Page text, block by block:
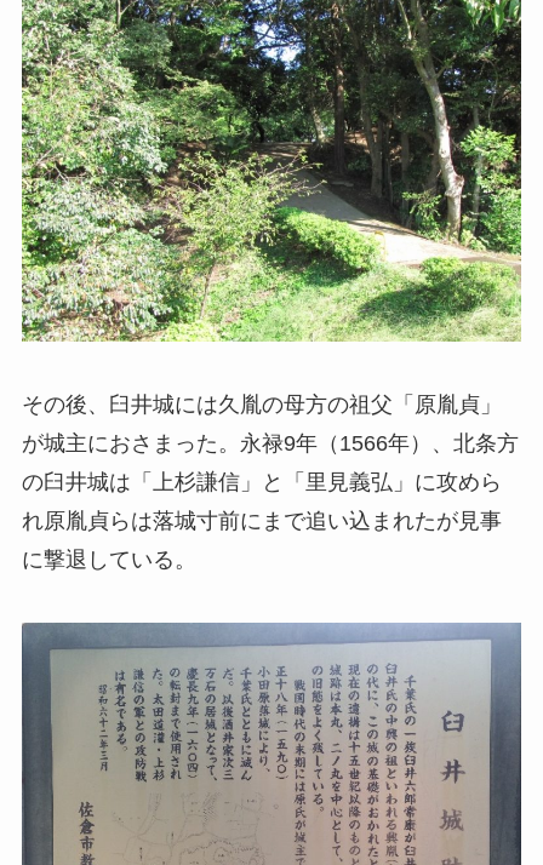
その後、臼井城には久胤の母方の祖父「原胤貞」
が城主におさまった。永禄9年（1566年）、北条方
の臼井城は「上杉謙信」と「里見義弘」に攻めら
れ原胤貞らは落城寸前にまで追い込まれたが見事
に撃退している。